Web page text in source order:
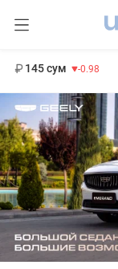
145 сум -0.98